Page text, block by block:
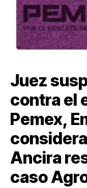
Juez
contra el
Pemex,
Ancira
caso